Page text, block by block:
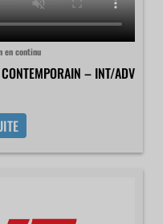
en continu
– INT/ADV